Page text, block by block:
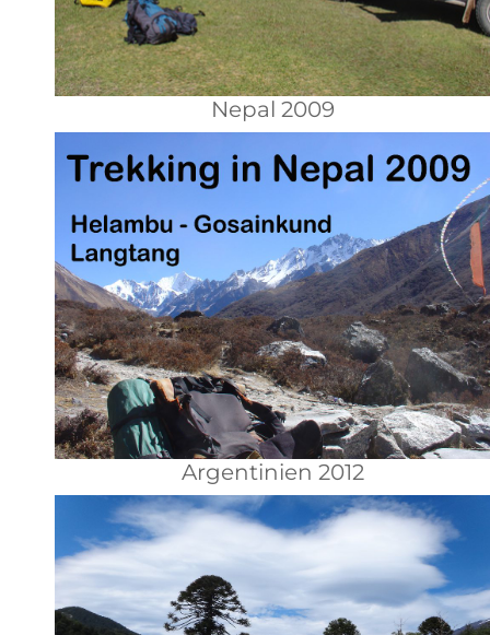
Nepal 2009
Argentinien 2012